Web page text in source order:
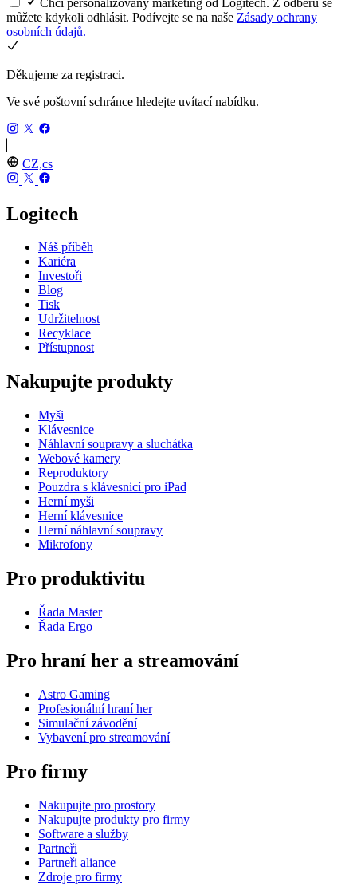
můžete kdykoli odhlásit. Podívejte se na naše Zásady ochrany
osobních údajů.
Děkujeme za registraci.
Ve své poštovní schránce hledejte uvítací nabídku.
CZ,cs
Logitech
Náš příběh
Kariéra
Investoři
Blog
Tisk
Udržitelnost
Recyklace
Přístupnost
Nakupujte produkty
Myši
Klávesnice
Náhlavní soupravy a sluchátka
Webové kamery
Reproduktory
Pouzdra s klávesnicí pro iPad
Herní myši
Herní klávesnice
Herní náhlavní soupravy
Mikrofony
Pro produktivitu
Řada Master
Řada Ergo
Pro hraní her a streamování
Astro Gaming
Profesionální hraní her
Simulační závodění
Vybavení pro streamování
Pro firmy
Nakupujte pro prostory
Nakupujte produkty pro firmy
Software a služby
Partneři
Partneři aliance
Zdroje pro firmy